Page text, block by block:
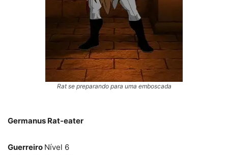
Rat se preparando para uma emboscada
Germanus Rat-eater
Guerreiro Nível 6